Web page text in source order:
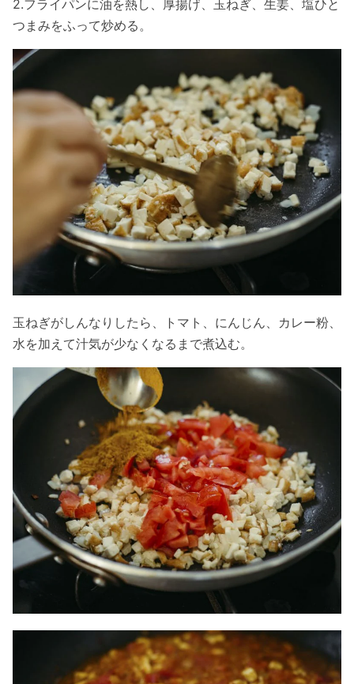
2.フライパンに油を熱し、厚揚げ、玉ねぎ、生姜、塩ひと
つまみをふって炒める。
玉ねぎがしんなりしたら、トマト、にんじん、カレー粉、
水を加えて汁気が少なくなるまで煮込む。